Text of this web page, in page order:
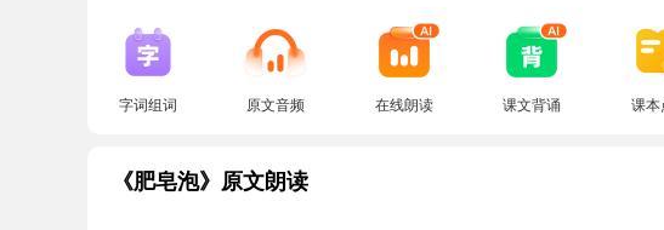
字词组词 原文音频 在线朗读 课文背诵 课本
《肥皂泡》原文朗读